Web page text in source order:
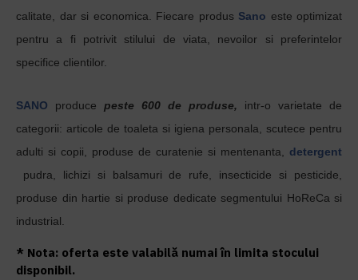
calitate, dar si economica. Fiecare produs Sano este optimizat
pentru a fi potrivit stilului de viata, nevoilor si preferintelor
specifice clientilor.
SANO produce peste 600 de produse, intr-o varietate de
categorii: articole de toaleta si igiena personala, scutece pentru
adulti si copii, produse de curatenie si mentenanta,
detergent
pudra, lichizi si balsamuri de rufe, insecticide si pesticide,
produse din hartie si produse dedicate segmentului HoReCa si
industrial.
* Nota: oferta este valabilă numai în limita stocului
disponibil.